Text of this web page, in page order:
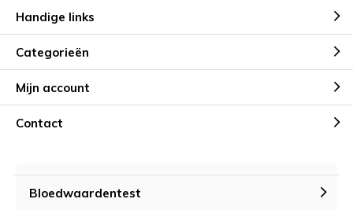
Handige links
Categorieën
Mijn account
Contact
Bloedwaardentest